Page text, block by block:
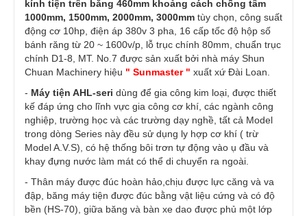
kính tiện trên băng 460mm khoảng cách chống tâm
1000mm, 1500mm, 2000mm, 3000mm tùy chọn, công suất
động cơ 10hp, điện áp 380v 3 pha, 16 cấp tốc độ hộp số
bánh răng từ 20 ~ 1600v/p, lỗ trục chính 80mm, chuẩn trục
chính D1-8, MT. No.7 được sản xuất bởi nhà máy Shun
Chuan Machinery hiệu " Sunmaster " xuất xứ Đài Loan.
- Máy tiện AHL-seri dùng để gia công kim loại, được thiết
kế đáp ứng cho lĩnh vực gia công cơ khí, các ngành công
nghiệp, trường học và các trường dạy nghề, tất cả Model
trong dòng Series này đều sử dụng ly hợp cơ khí ( trừ
Model A.V.S), có hệ thống bôi trơn tự động vào ụ đầu và
khay đựng nước làm mát có thể di chuyển ra ngoài.
- Thân máy được đúc hoàn hảo,chịu được lực căng và va
đập, băng máy tiện được đúc bằng vật liệu cứng và có độ
bền (HS-70), giữa băng và bàn xe dao được phủ một lớp